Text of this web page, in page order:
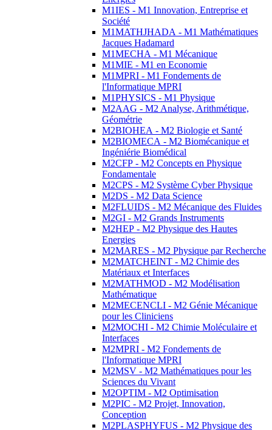
M1IES - M1 Innovation, Entreprise et
Société
M1MATHJHADA - M1 Mathématiques
Jacques Hadamard
M1MECHA - M1 Mécanique
M1MIE - M1 en Economie
M1MPRI - M1 Fondements de
l'Informatique MPRI
M1PHYSICS - M1 Physique
M2AAG - M2 Analyse, Arithmétique,
Géométrie
M2BIOHEA - M2 Biologie et Santé
M2BIOMECA - M2 Biomécanique et
Ingéniérie Biomédical
M2CFP - M2 Concepts en Physique
Fondamentale
M2CPS - M2 Système Cyber Physique
M2DS - M2 Data Science
M2FLUIDS - M2 Mécanique des Fluides
M2GI - M2 Grands Instruments
M2HEP - M2 Physique des Hautes
Energies
M2MARES - M2 Physique par Recherche
M2MATCHEINT - M2 Chimie des
Matériaux et Interfaces
M2MATHMOD - M2 Modélisation
Mathématique
M2MECENCLI - M2 Génie Mécanique
pour les Cliniciens
M2MOCHI - M2 Chimie Moléculaire et
Interfaces
M2MPRI - M2 Fondements de
l'Informatique MPRI
M2MSV - M2 Mathématiques pour les
Sciences du Vivant
M2OPTIM - M2 Optimisation
M2PIC - M2 Projet, Innovation,
Conception
M2PLASPHYFUS - M2 Physique des